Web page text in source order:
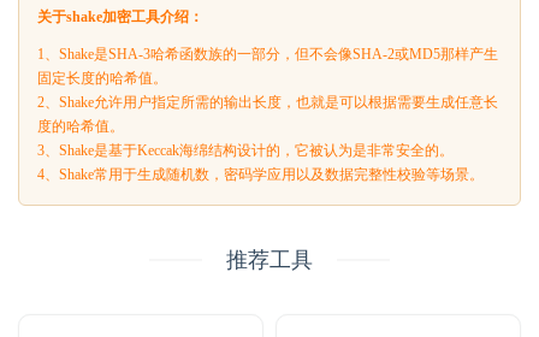
关于shake加密工具介绍：
1、Shake是SHA-3哈希函数族的一部分，但不会像SHA-2或MD5那样产生
固定长度的哈希值。
2、Shake允许用户指定所需的输出长度，也就是可以根据需要生成任意长
度的哈希值。
3、Shake是基于Keccak海绵结构设计的，它被认为是非常安全的。
4、Shake常用于生成随机数，密码学应用以及数据完整性校验等场景。
推荐工具